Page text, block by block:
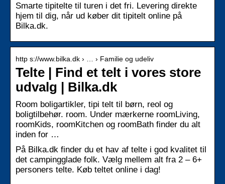
Smarte tipitelte til turen i det fri. Levering direkte
hjem til dig, når ud køber dit tipitelt online på
Bilka.dk.
http s://www.bilka.dk › … › Familie og udeliv
Telte | Find et telt i vores store
udvalg | Bilka.dk
Room boligartikler, tipi telt til børn, reol og
boligtilbehør. room. Under mærkerne roomLiving,
roomKids, roomKitchen og roomBath finder du alt
inden for …
På Bilka.dk finder du et hav af telte i god kvalitet til
det campingglade folk. Vælg mellem alt fra 2 – 6+
personers telte. Køb teltet online i dag!